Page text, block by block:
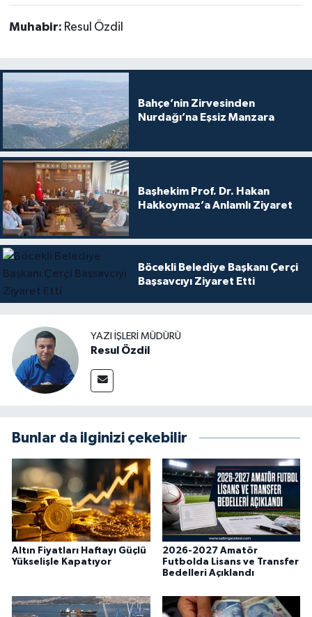
Muhabir: Resul Özdil
Bahçe’nin Zirvesinden
Nurdağı’na Eşsiz Manzara
Başhekim Prof. Dr. Hakan
Hakkoymaz’a Anlamlı Ziyaret
Böcekli Belediye Başkanı Çerçi
Başsavcıyı Ziyaret Etti
YAZI İŞLERI MÜDÜRÜ
Resul Özdil
Bunlar da ilginizi çekebilir
Altın Fiyatları Haftayı Güçlü
Yükselişle Kapatıyor
2026-2027 Amatör
Futbolda Lisans ve Transfer
Bedelleri Açıklandı